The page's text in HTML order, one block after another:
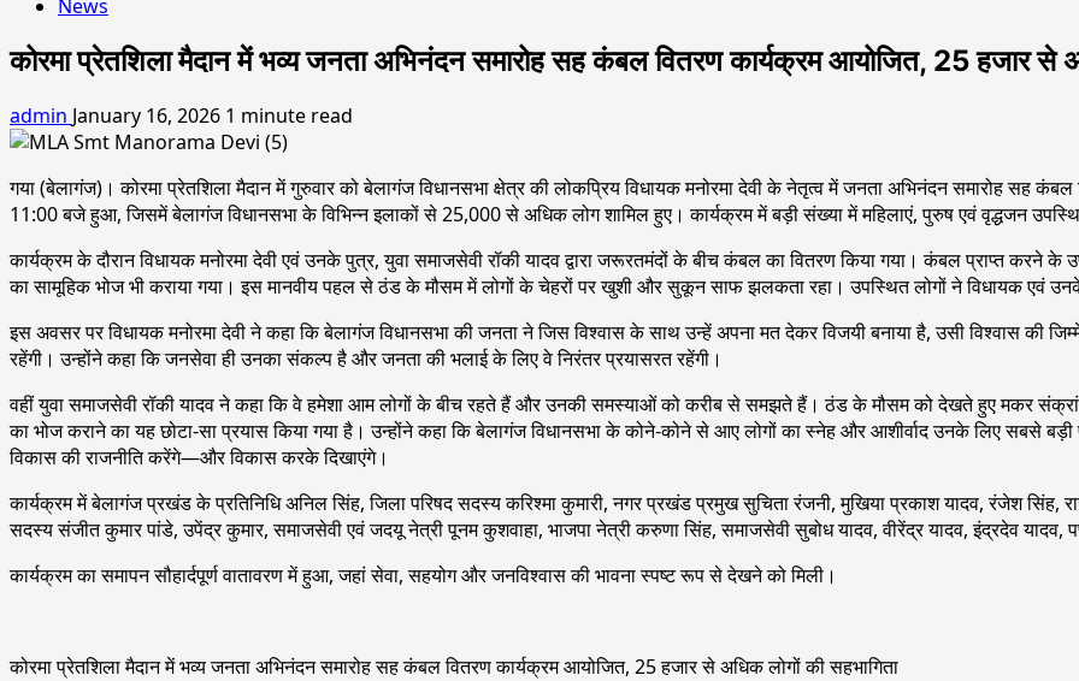
News
कोरमा प्रेतशिला मैदान में भव्य जनता अभिनंदन समारोह सह कंबल वितरण कार्यक्रम आयोजित, 25 हजार से
admin January 16, 2026 1 minute read
गया (बेलागंज)। कोरमा प्रेतशिला मैदान में गुरुवार को बेलागंज विधानसभा क्षेत्र की लोकप्रिय विधायक मनोरमा देवी के नेतृत्व में जनता अभिनंदन समारोह सह
11:00 बजे हुआ, जिसमें बेलागंज विधानसभा के विभिन्न इलाकों से 25,000 से अधिक लोग शामिल हुए। कार्यक्रम में बड़ी संख्या में महिलाएं, पुरुष एवं वृद्धजन
कार्यक्रम के दौरान विधायक मनोरमा देवी एवं उनके पुत्र, युवा समाजसेवी रॉकी यादव द्वारा जरूरतमंदों के बीच कंबल का वितरण किया गया। कंबल प्राप्त
का सामूहिक भोज भी कराया गया। इस मानवीय पहल से ठंड के मौसम में लोगों के चेहरों पर खुशी और सुकून साफ झलकता रहा। उपस्थित लोगों ने विधायक एवं
इस अवसर पर विधायक मनोरमा देवी ने कहा कि बेलागंज विधानसभा की जनता ने जिस विश्वास के साथ उन्हें अपना मत देकर विजयी बनाया है, उसी विश्वास की
रहेंगी। उन्होंने कहा कि जनसेवा ही उनका संकल्प है और जनता की भलाई के लिए वे निरंतर प्रयासरत रहेंगी।
वहीं युवा समाजसेवी रॉकी यादव ने कहा कि वे हमेशा आम लोगों के बीच रहते हैं और उनकी समस्याओं को करीब से समझते हैं। ठंड के मौसम को देखते हुए मकर
का भोज कराने का यह छोटा-सा प्रयास किया गया है। उन्होंने कहा कि बेलागंज विधानसभा के कोने-कोने से आए लोगों का स्नेह और आशीर्वाद उनके लिए सबसे
विकास की राजनीति करेंगे—और विकास करके दिखाएंगे।
कार्यक्रम में बेलागंज प्रखंड के प्रतिनिधि अनिल सिंह, जिला परिषद सदस्य करिश्मा कुमारी, नगर प्रखंड प्रमुख सुचिता रंजनी, मुखिया प्रकाश यादव, रंजेश सिंह,
सदस्य संजीत कुमार पांडे, उपेंद्र कुमार, समाजसेवी एवं जदयू नेत्री पूनम कुशवाहा, भाजपा नेत्री करुणा सिंह, समाजसेवी सुबोध यादव, वीरेंद्र यादव, इंद्रदेव यादव,
कार्यक्रम का समापन सौहार्दपूर्ण वातावरण में हुआ, जहां सेवा, सहयोग और जनविश्वास की भावना स्पष्ट रूप से देखने को मिली।
कोरमा प्रेतशिला मैदान में भव्य जनता अभिनंदन समारोह सह कंबल वितरण कार्यक्रम आयोजित, 25 हजार से अधिक लोगों की सहभागिता